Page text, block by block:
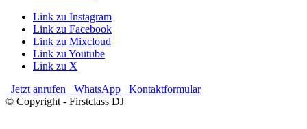
Link zu Instagram
Link zu Facebook
Link zu Mixcloud
Link zu Youtube
Link zu X
Jetzt anrufen
WhatsApp
Kontaktformular
© Copyright - Firstclass DJ